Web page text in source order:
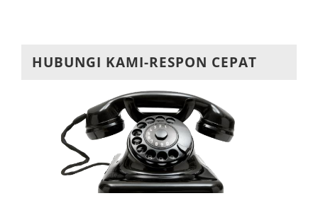
HUBUNGI KAMI-RESPON CEPAT